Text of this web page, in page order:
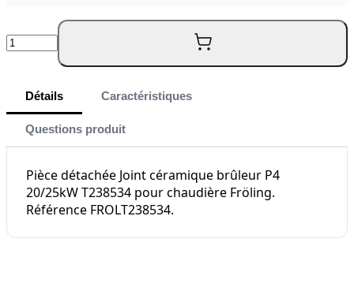
Quantité
Détails Caractéristiques
Questions produit
Pièce détachée Joint céramique brûleur P4
20/25kW T238534 pour chaudière Fröling.
Référence FROLT238534.